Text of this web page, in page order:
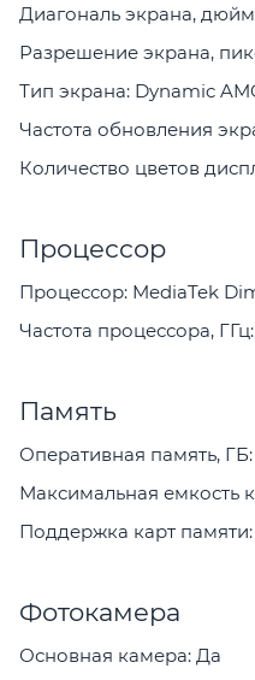
Диагональ экрана, дюйм:
Разрешение экрана,
Тип экрана: Dynamic
Частота обновления
Количество цветов
Процессор
Процессор: MediaTek
Частота процессора, ГГц:
Память
Оперативная память, ГБ:
Максимальная емкость
Поддержка карт памяти:
Фотокамера
Основная камера: Да